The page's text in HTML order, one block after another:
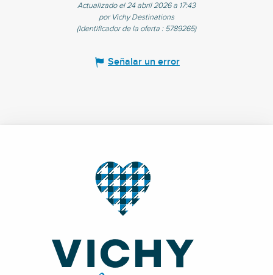
Actualizado el 24 abril 2026 a 17:43
por Vichy Destinations
(Identificador de la oferta : 5789265)
Señalar un error